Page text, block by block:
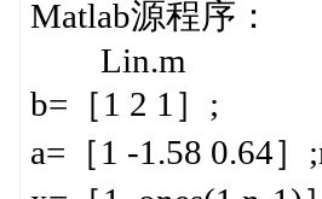
Matlab源程序：
b=［1 2 1］;
a=［1 -1.58